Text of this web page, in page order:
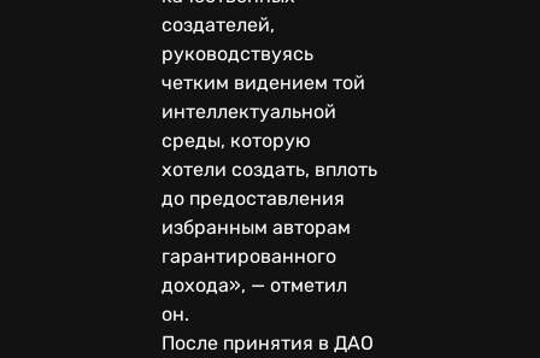
создателей,
руководствуясь
четким видением той
интеллектуальной
среды, которую
хотели создать, вплоть
до предоставления
избранным авторам
гарантированного
дохода», — отметил
он.
После принятия в ДАО